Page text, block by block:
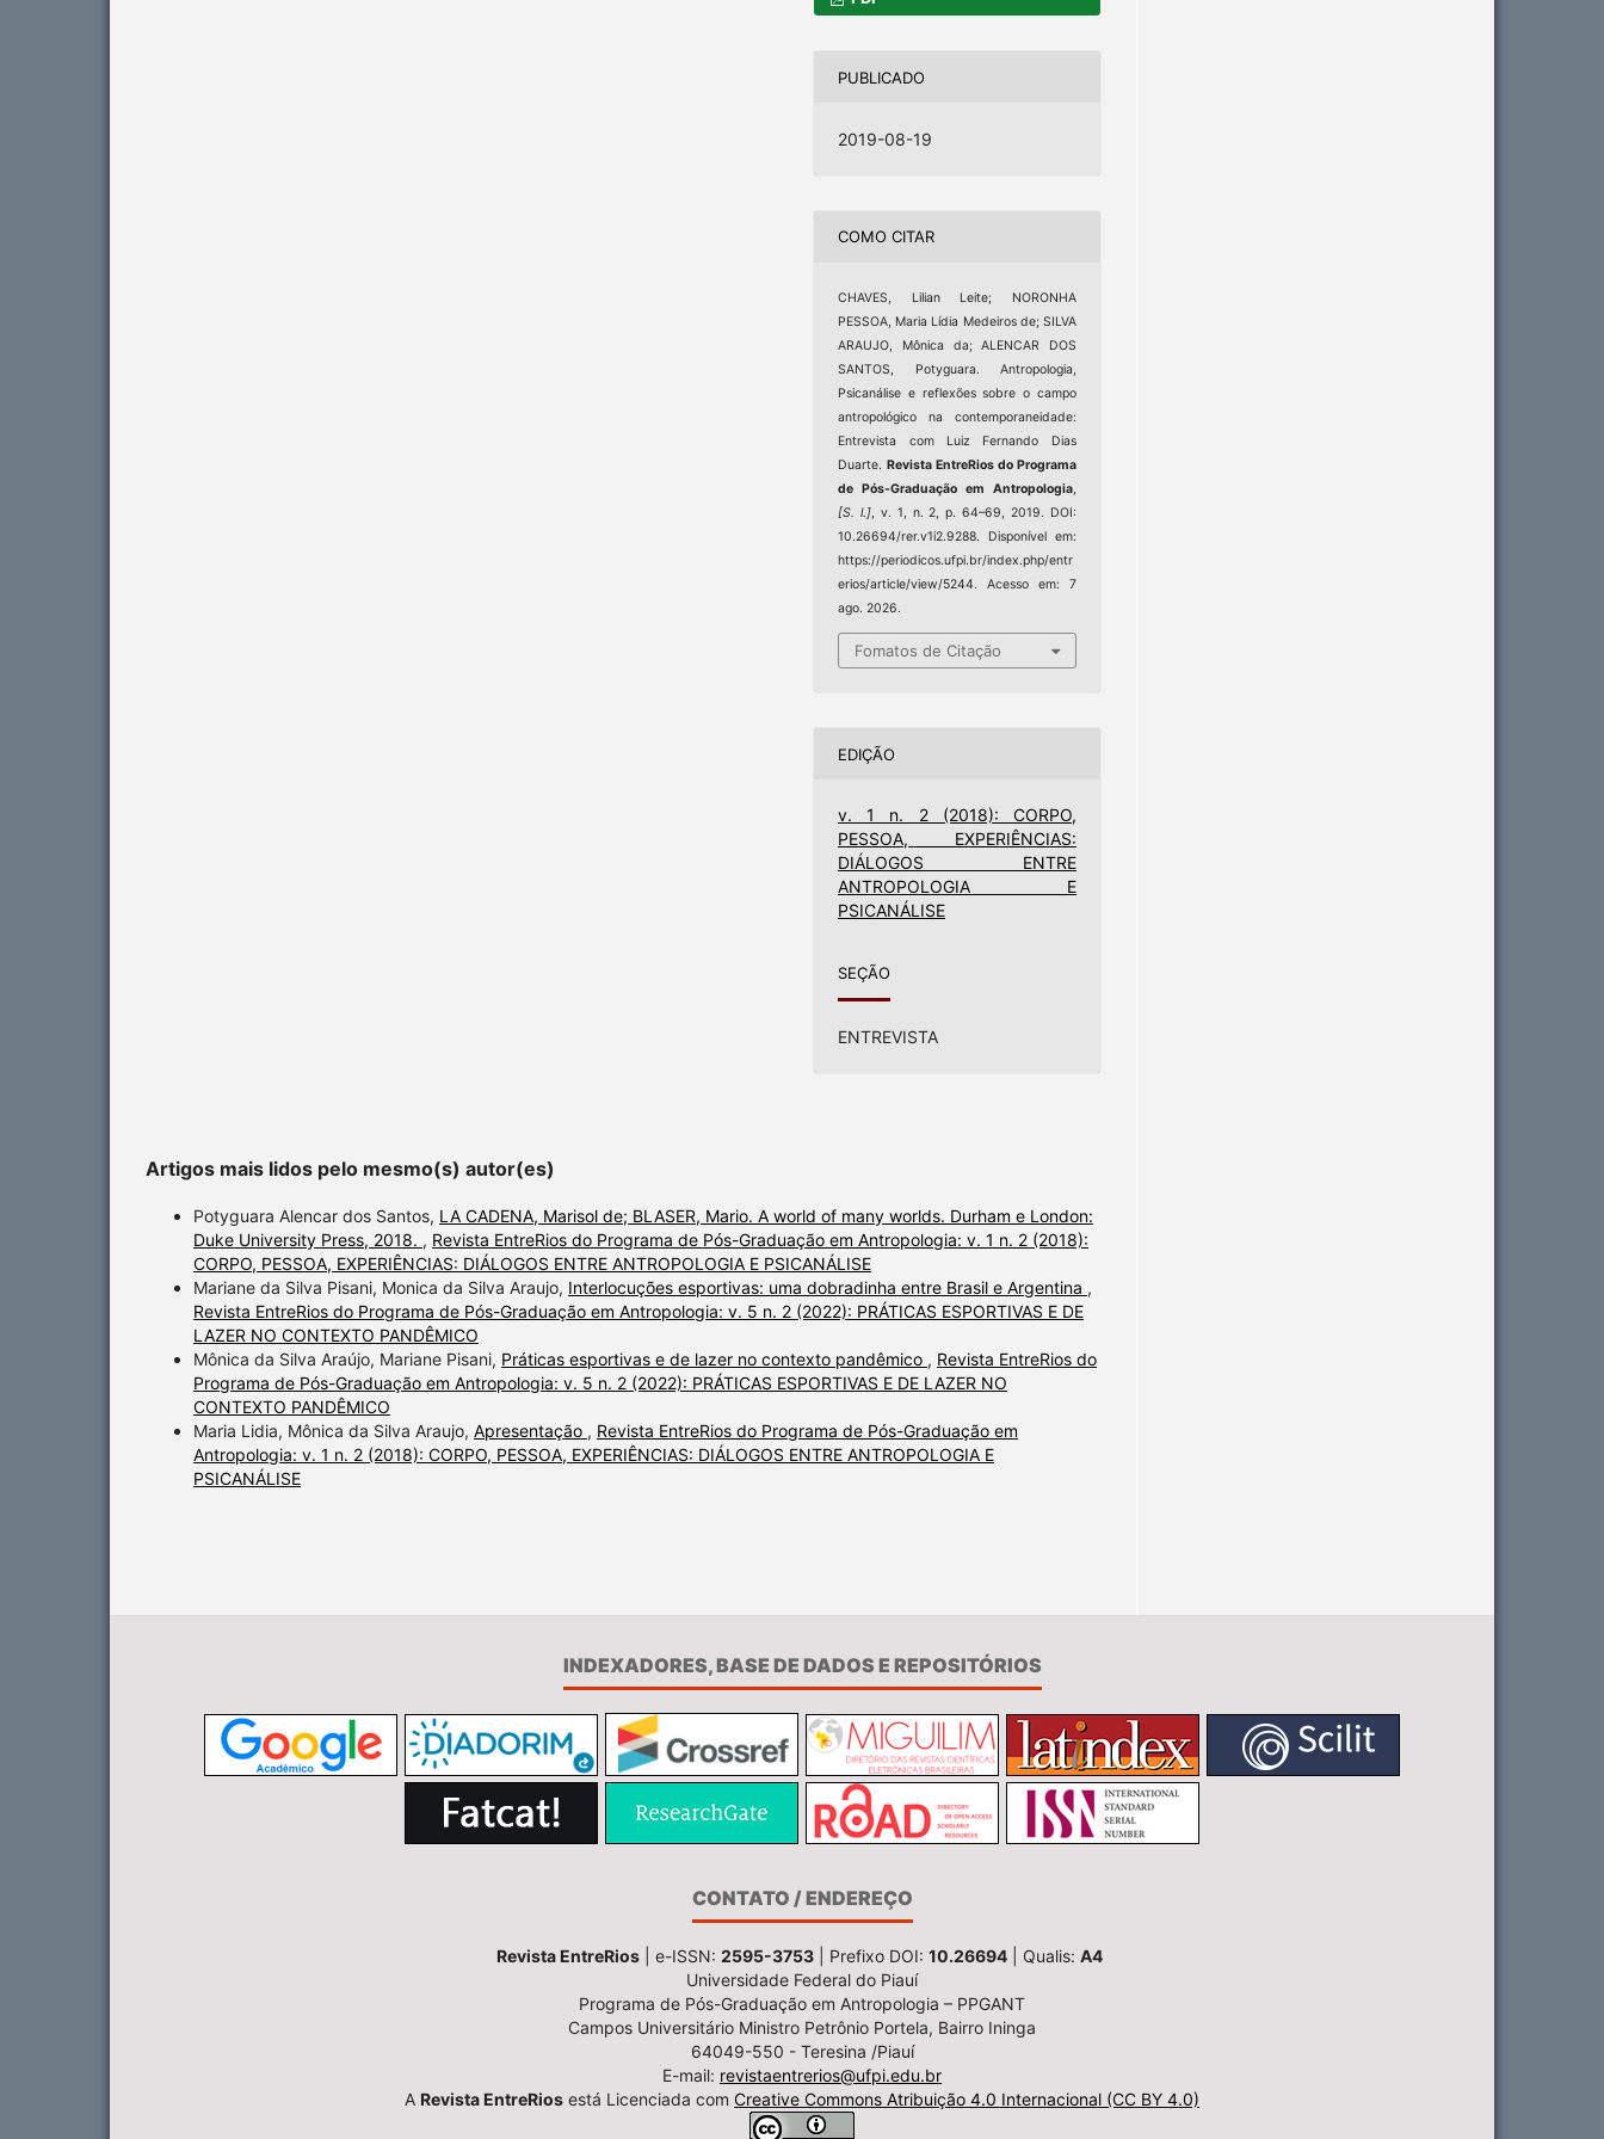
PUBLICADO
2019-08-19
COMO CITAR
CHAVES, Lilian Leite; NORONHA
PESSOA, Maria Lídia Medeiros de; SILVA
ARAUJO, Mônica da; ALENCAR DOS
SANTOS, Potyguara. Antropologia,
Psicanálise e reflexões sobre o campo
antropológico na contemporaneidade:
Entrevista com Luiz Fernando Dias
Duarte.Revista EntreRios do Programa
de Pós-Graduação em Antropologia,
[S. l.], v. 1, n. 2, p. 64–69, 2019. DOI:
10.26694/rer.v1i2.9288. Disponível em:
https://periodicos.ufpi.br/index.php/entr
erios/article/view/5244. Acesso em: 7
ago. 2026.
Fomatos de Citação
EDIÇÃO
v. 1 n. 2 (2018): CORPO,
PESSOA, EXPERIÊNCIAS:
DIÁLOGOS ENTRE
ANTROPOLOGIA E
PSICANÁLISE
SEÇÃO
ENTREVISTA
Artigos mais lidos pelo mesmo(s) autor(es)
Potyguara Alencar dos Santos, LA CADENA, Marisol de; BLASER, Mario. A world of many worlds. Durham e London:
Duke University Press, 2018. , Revista EntreRios do Programa de Pós-Graduação em Antropologia: v. 1 n. 2 (2018):
CORPO, PESSOA, EXPERIÊNCIAS: DIÁLOGOS ENTRE ANTROPOLOGIA E PSICANÁLISE
Mariane da Silva Pisani, Monica da Silva Araujo, Interlocuções esportivas: uma dobradinha entre Brasil e Argentina ,
Revista EntreRios do Programa de Pós-Graduação em Antropologia: v. 5 n. 2 (2022): PRÁTICAS ESPORTIVAS E DE
LAZER NO CONTEXTO PANDÊMICO
Mônica da Silva Araújo, Mariane Pisani, Práticas esportivas e de lazer no contexto pandêmico , Revista EntreRios do
Programa de Pós-Graduação em Antropologia: v. 5 n. 2 (2022): PRÁTICAS ESPORTIVAS E DE LAZER NO
CONTEXTO PANDÊMICO
Maria Lidia, Mônica da Silva Araujo, Apresentação , Revista EntreRios do Programa de Pós-Graduação em
Antropologia: v. 1 n. 2 (2018): CORPO, PESSOA, EXPERIÊNCIAS: DIÁLOGOS ENTRE ANTROPOLOGIA E
PSICANÁLISE
INDEXADORES, BASE DE DADOS E REPOSITÓRIOS
CONTATO / ENDEREÇO
Revista EntreRios | e-ISSN: 2595-3753 | Prefixo DOI: 10.26694 | Qualis: A4
Universidade Federal do Piauí
Programa de Pós-Graduação em Antropologia – PPGANT
Campos Universitário Ministro Petrônio Portela, Bairro Ininga
64049-550 - Teresina /Piauí
E-mail: revistaentrerios@ufpi.edu.br
A Revista EntreRios está Licenciada com Creative Commons Atribuição 4.0 Internacional (CC BY 4.0)